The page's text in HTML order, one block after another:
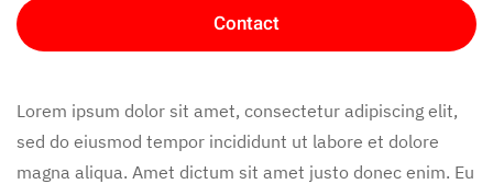
Contact
Lorem ipsum dolor sit amet, consectetur adipiscing elit,
sed do eiusmod tempor incididunt ut labore et dolore
magna aliqua. Amet dictum sit amet justo donec enim. Eu